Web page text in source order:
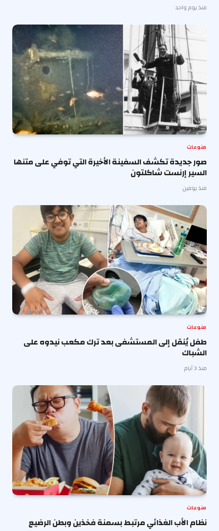
منذ يوم واحد
منوعات
صور جديدة تكشف السفينة الأخيرة التي توفي على متنها
السير إرنست شاكلتون
منذ يومين
منوعات
طفل يُنقل إلى المستشفى بعد ترك مكعب نيدوه على
الشباك
منذ 3 أيام
منوعات
نظام الأب الغذائي مرتبط بسمنة فخذين وبطن الرضيع